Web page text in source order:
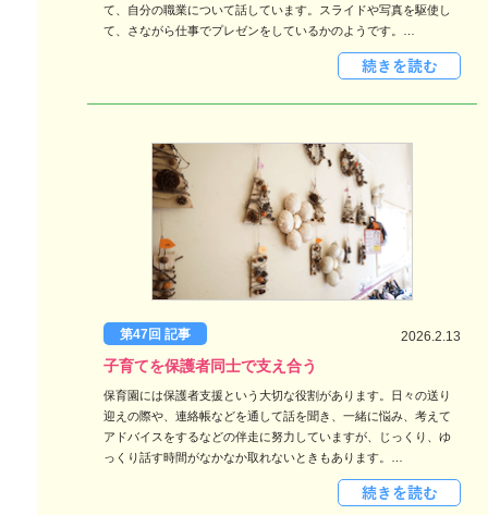
て、自分の職業について話しています。スライドや写真を駆使し
て、さながら仕事でプレゼンをしているかのようです。…
第47回 記事 2026.2.13
子育てを保護者同士で支え合う
保育園には保護者支援という大切な役割があります。日々の送り
迎えの際や、連絡帳などを通して話を聞き、一緒に悩み、考えて
アドバイスをするなどの伴走に努力していますが、じっくり、ゆ
っくり話す時間がなかなか取れないときもあります。…